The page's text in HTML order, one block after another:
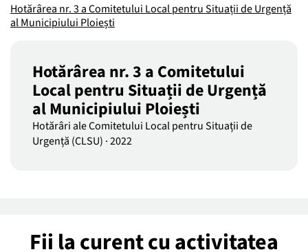
Hotărârea nr. 3 a Comitetului Local pentru Situații de Urgență
al Municipiului Ploiești
Hotărârea nr. 3 a Comitetului
Local pentru Situații de Urgență
al Municipiului Ploiești
Hotărâri ale Comitetului Local pentru Situații de
Urgență (CLSU) ·2022
Fii la curent cu activitatea